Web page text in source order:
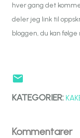
hver gang det
deler jeg link til
bloggen, du kan
KATEGORIER:
Kommentarer